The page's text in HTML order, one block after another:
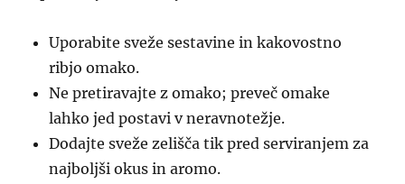
Uporabite sveže sestavine in kakovostno
ribjo omako.
Ne pretiravajte z omako; preveč omake
lahko jed postavi v neravnotežje.
Dodajte sveže zelišča tik pred serviranjem za
najboljši okus in aromo.